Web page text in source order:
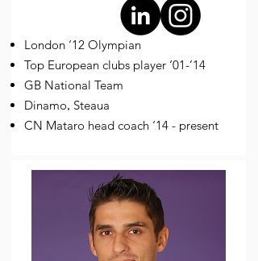
London ‘12 Olympian
Top European clubs player ‘01-’14
GB National Team
Dinamo, Steaua
CN Mataro head coach ‘14 - present